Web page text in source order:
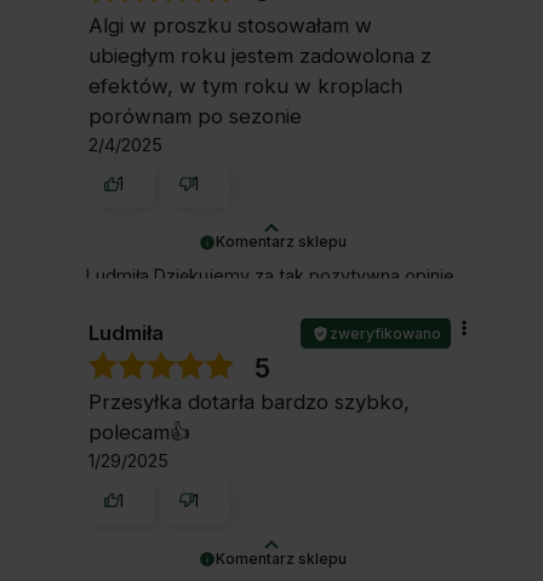
Komentarz sklepu
Ludmiła Dziękujemy za tak pozytywną opinię
klientów 💚
Algi w proszku stosowałam w
ubiegłym roku jestem zadowolona z
efektów, w tym roku w kroplach
porównam po sezonie
2/4/2025
1
1
Komentarz sklepu
Ludmiła zweryfikowano
5
Przesyłka dotarła bardzo szybko,
polecam👍️
1/29/2025
1
1